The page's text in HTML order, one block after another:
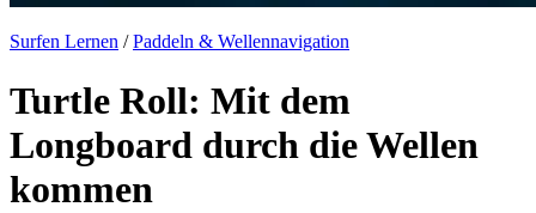
Surfen Lernen / Paddeln & Wellennavigation
Turtle Roll: Mit dem
Longboard durch die Wellen
kommen